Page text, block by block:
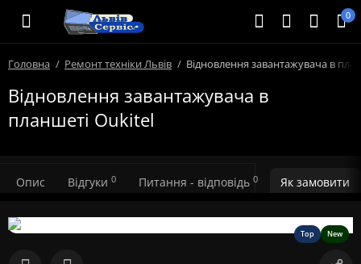
0
Головна Ремонт техніки Львів Відновлення завантажувача в
Відновлення завантажувача в
планшеті Oukitel
Опис Відгуки 0 Питання - відповідь 0 Як замовити
Top New